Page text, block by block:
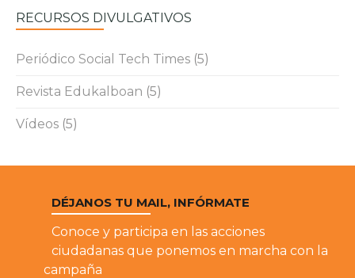
RECURSOS DIVULGATIVOS
Periódico Social Tech Times (5)
Revista Edukalboan (5)
Vídeos (5)
DÉJANOS TU MAIL, INFÓRMATE
Conoce y participa en las acciones
ciudadanas que ponemos en marcha con la
campaña